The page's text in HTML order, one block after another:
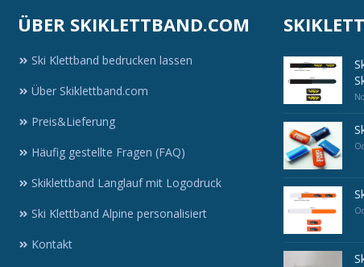
ÜBER SKIKLETTBAND.COM
Ski Klettband bedrucken lassen
Über Skiklettband.com
Preis&Lieferung
Häufig gestellte Fragen (FAQ)
Skiklettband Langlauf mit Logodruck
Ski Klettband Alpine personalisiert
Kontakt